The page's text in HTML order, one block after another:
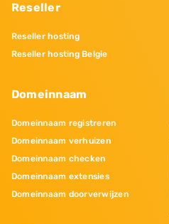
Reseller
Reseller hosting
Reseller hosting Belgie
Domeinnaam
Domeinnaam registreren
Domeinnaam verhuizen
Domeinnaam checken
Domeinnaam extensies
Domeinnaam doorverwijzen